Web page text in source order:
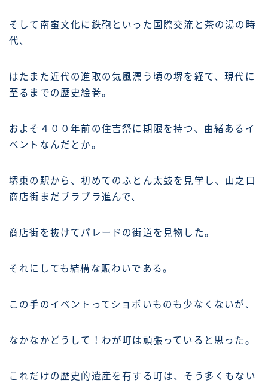
そして南蛮文化に鉄砲といった国際交流と茶の湯の時
代、
はたまた近代の進取の気風漂う頃の堺を経て、現代に
至るまでの歴史絵巻。
およそ４００年前の住吉祭に期限を持つ、由緒あるイ
ベントなんだとか。
堺東の駅から、初めてのふとん太鼓を見学し、山之口
商店街まだブラブラ進んで、
商店街を抜けてパレードの街道を見物した。
それにしても結構な賑わいである。
この手のイベントってショボいものも少なくないが、
なかなかどうして！わが町は頑張っていると思った。
これだけの歴史的遺産を有する町は、そう多くもない